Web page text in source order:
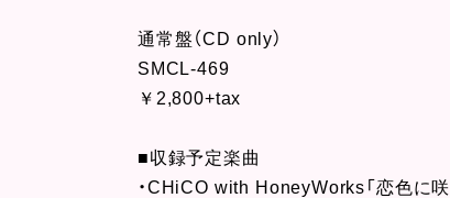
通常盤（CD only）
SMCL-469
￥2,800+tax
■収録予定楽曲
・CHiCO with HoneyWorks「恋色に